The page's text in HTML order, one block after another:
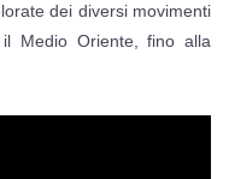
dei diversi movimenti
Medio Oriente, fino alla